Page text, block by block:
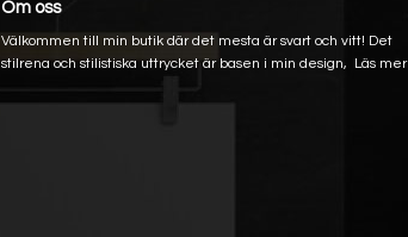
Om oss
Välkommen till min butik där det mesta är svart och vitt! Det
stilrena och stilistiska uttrycket är basen i min design, Läs mer